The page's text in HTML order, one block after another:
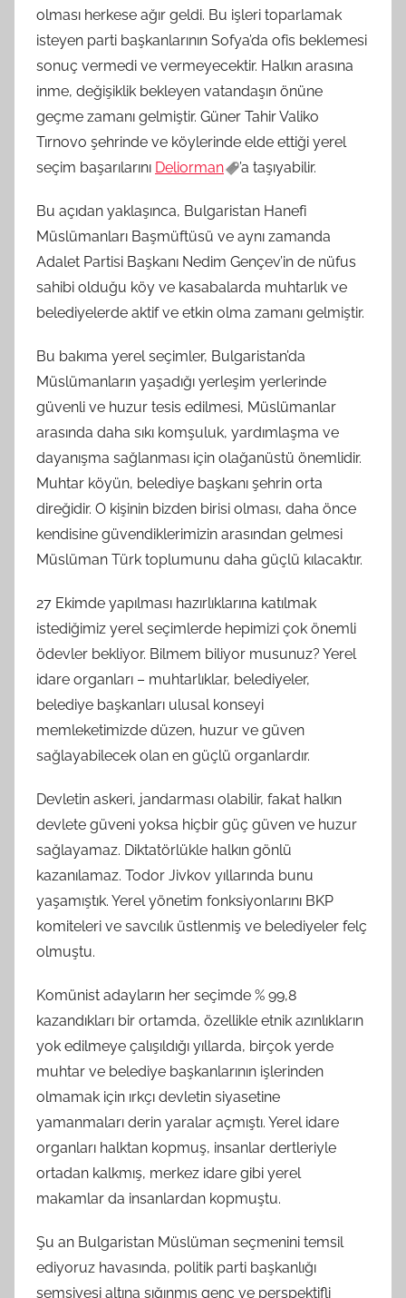
olması herkese ağır geldi. Bu işleri toparlamak
isteyen parti başkanlarının Sofya’da ofis beklemesi
sonuç vermedi ve vermeyecektir. Halkın arasına
inme, değişiklik bekleyen vatandaşın önüne
geçme zamanı gelmiştir. Güner Tahir Valiko
Tırnovo şehrinde ve köylerinde elde ettiği yerel
seçim başarılarını Deliorman ’a taşıyabilir.
Bu açıdan yaklaşınca, Bulgaristan Hanefi
Müslümanları Başmüftüsü ve aynı zamanda
Adalet Partisi Başkanı Nedim Gençev’in de nüfus
sahibi olduğu köy ve kasabalarda muhtarlık ve
belediyelerde aktif ve etkin olma zamanı gelmiştir.
Bu bakıma yerel seçimler, Bulgaristan’da
Müslümanların yaşadığı yerleşim yerlerinde
güvenli ve huzur tesis edilmesi, Müslümanlar
arasında daha sıkı komşuluk, yardımlaşma ve
dayanışma sağlanması için olağanüstü önemlidir.
Muhtar köyün, belediye başkanı şehrin orta
direğidir. O kişinin bizden birisi olması, daha önce
kendisine güvendiklerimizin arasından gelmesi
Müslüman Türk toplumunu daha güçlü kılacaktır.
27 Ekimde yapılması hazırlıklarına katılmak
istediğimiz yerel seçimlerde hepimizi çok önemli
ödevler bekliyor. Bilmem biliyor musunuz? Yerel
idare organları – muhtarlıklar, belediyeler,
belediye başkanları ulusal konseyi
memleketimizde düzen, huzur ve güven
sağlayabilecek olan en güçlü organlardır.
Devletin askeri, jandarması olabilir, fakat halkın
devlete güveni yoksa hiçbir güç güven ve huzur
sağlayamaz. Diktatörlükle halkın gönlü
kazanılamaz. Todor Jivkov yıllarında bunu
yaşamıştık. Yerel yönetim fonksiyonlarını BKP
komiteleri ve savcılık üstlenmiş ve belediyeler felç
olmuştu.
Komünist adayların her seçimde % 99,8
kazandıkları bir ortamda, özellikle etnik azınlıkların
yok edilmeye çalışıldığı yıllarda, birçok yerde
muhtar ve belediye başkanlarının işlerinden
olmamak için ırkçı devletin siyasetine
yamanmaları derin yaralar açmıştı. Yerel idare
organları halktan kopmuş, insanlar dertleriyle
ortadan kalkmış, merkez idare gibi yerel
makamlar da insanlardan kopmuştu.
Şu an Bulgaristan Müslüman seçmenini temsil
ediyoruz havasında, politik parti başkanlığı
şemsiyesi altına sığınmış genç ve perspektifli